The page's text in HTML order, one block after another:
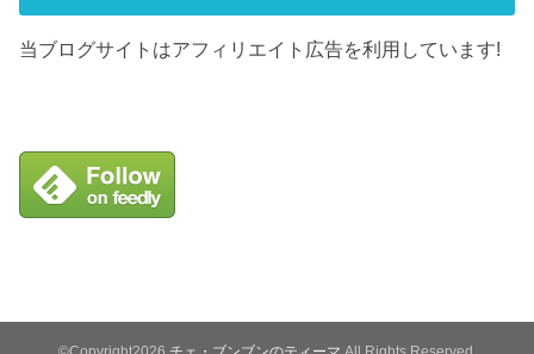
当ブログサイトはアフィリエイト広告を利用しています!